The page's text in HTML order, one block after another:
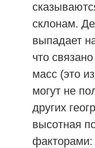
склонам.
выпадает
что
масс (это
могут не
других
высотная